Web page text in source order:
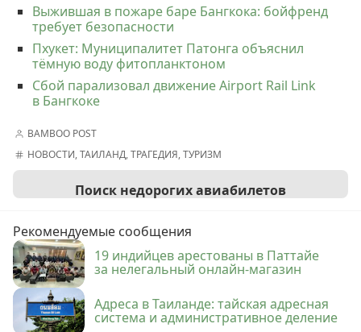
Выжившая в пожаре баре Бангкока: бойфренд
требует безопасности
Пхукет: Муниципалитет Патонга объяснил
тёмную воду фитопланктоном
Сбой парализовал движение Airport Rail Link
в Бангкоке
BAMBOO POST
НОВОСТИ,ТАИЛАНД,ТРАГЕДИЯ,ТУРИЗМ
Поиск недорогих авиабилетов
Рекомендуемые сообщения
19 индийцев арестованы в Паттайе
за нелегальный онлайн-магазин
Адреса в Таиланде: тайская адресная
система и административное деление